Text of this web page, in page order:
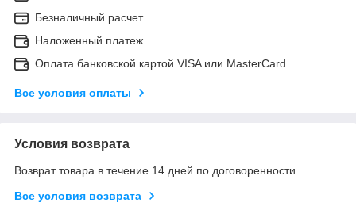
Безналичный расчет
Наложенный платеж
Оплата банковской картой VISA или MasterCard
Все условия оплаты
Условия возврата
Возврат товара в течение 14 дней по договоренности
Все условия возврата